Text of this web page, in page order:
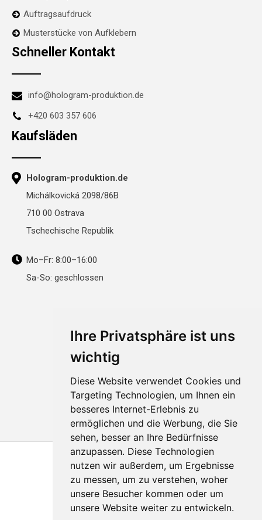
Ihre Privatsphäre ist uns
wichtig
Diese Website verwendet Cookies und
Targeting Technologien, um Ihnen ein
besseres Internet-Erlebnis zu
ermöglichen und die Werbung, die Sie
sehen, besser an Ihre Bedürfnisse
anzupassen. Diese Technologien
nutzen wir außerdem, um Ergebnisse
zu messen, um zu verstehen, woher
unsere Besucher kommen oder um
unsere Website weiter zu entwickeln.
Auftragsaufdruck
Musterstücke von Aufklebern
Schneller Kontakt
info@hologram-produktion.de
+420 603 357 606
Kaufsläden
Hologram-produktion.de
Michálkovická 2098/86B
710 00 Ostrava
Tschechische Republik
Mo–Fr: 8:00–16:00
Sa-So: geschlossen